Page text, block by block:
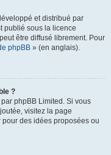
et distribué par
publié sous la licence
être diffusé librement. Pour
phpBB » (en anglais).
?
phpBB Limited. Si vous
visitez la page
des idées proposées ou